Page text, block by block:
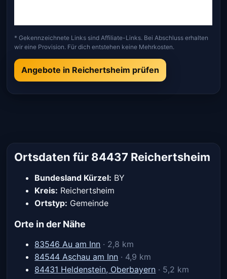
* Gekennzeichnete Links sind Affiliate-Links. Bei Abschluss erhalten
wir eine Provision. Für dich entstehen keine Mehrkosten.
Angebote in Reichertsheim prüfen
Ortsdaten für 84437 Reichertsheim
Bundesland Kürzel: BY
Kreis: Reichertsheim
Ortstyp: Gemeinde
Orte in der Nähe
83546 Au am Inn · 2,8 km
84544 Aschau am Inn · 4,9 km
84431 Heldenstein, Oberbayern · 5,2 km